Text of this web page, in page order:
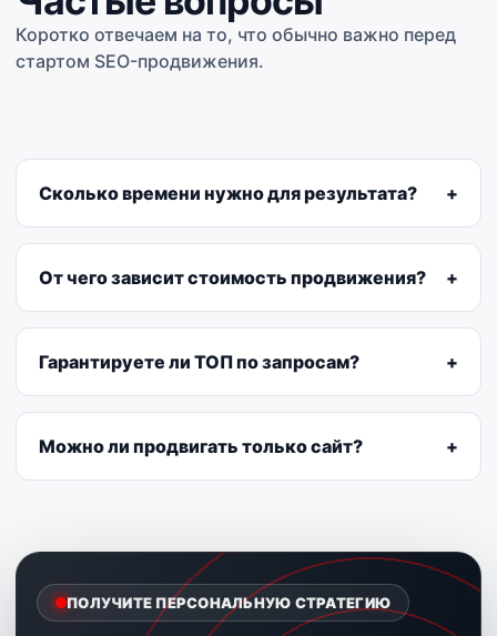
Коротко отвечаем на то, что обычно важно перед
стартом SEO-продвижения.
Сколько времени нужно для результата?
От чего зависит стоимость продвижения?
Гарантируете ли ТОП по запросам?
Можно ли продвигать только сайт?
ПОЛУЧИТЕ ПЕРСОНАЛЬНУЮ СТРАТЕГИЮ